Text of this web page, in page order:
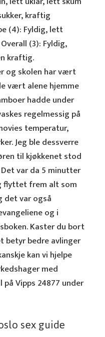
kraftig
(4): Fyldig, lett
(3): Fyldig,
kraftig.
og skolen har vært
vært alene hjemme
hadde under
regelmessig på
temperatur,
Jeg ble dessverre
til kjøkkenet stod
var da 5 minutter
flyttet frem alt som
det var også
og i
Kaster du bort
betyr bedre avlinger
kan vi hjelpe
med
Vipps 24877 under
sex guide